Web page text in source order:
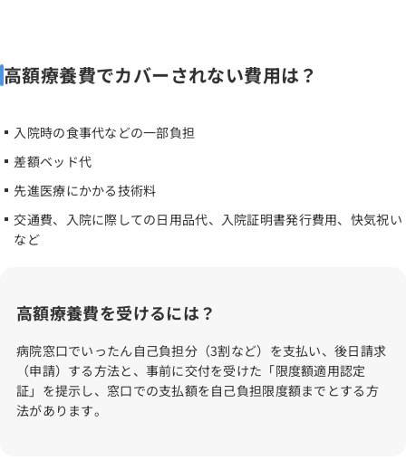
高額療養費でカバーされない費用は？
入院時の食事代などの一部負担
差額ベッド代
先進医療にかかる技術料
交通費、入院に際しての日用品代、入院証明書発行費用、快気祝い
など
高額療養費を受けるには？
病院窓口でいったん自己負担分（3割など）を支払い、後日請求
（申請）する方法と、事前に交付を受けた「限度額適用認定
証」を提示し、窓口での支払額を自己負担限度額までとする方
法があります。